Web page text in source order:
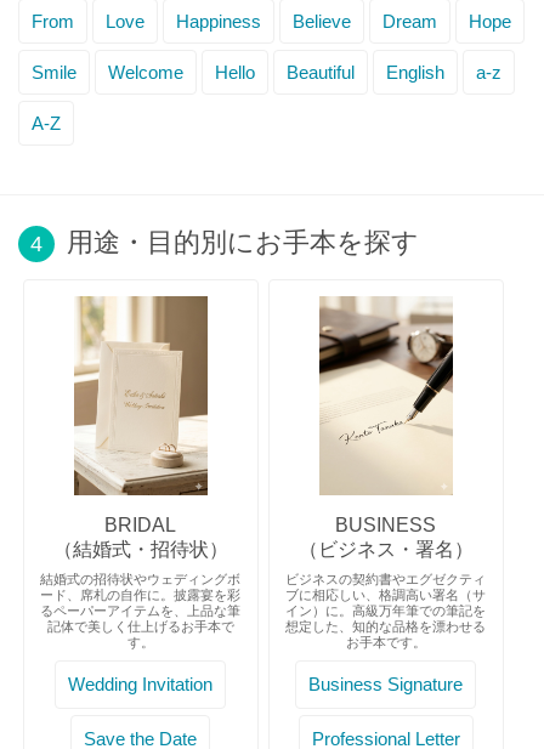
From Love Happiness Believe Dream Hope
Smile Welcome Hello Beautiful English a-z
A-Z
4 用途・目的別にお手本を探す
BRIDAL
（結婚式・招待状）
結婚式の招待状やウェディングボ
ード、席札の自作に。披露宴を彩
るペーパーアイテムを、上品な筆
記体で美しく仕上げるお手本で
す。
Wedding Invitation
Save the Date
BUSINESS
（ビジネス・署名）
ビジネスの契約書やエグゼクティ
ブに相応しい、格調高い署名（サ
イン）に。高級万年筆での筆記を
想定した、知的な品格を漂わせる
お手本です。
Business Signature
Professional Letter